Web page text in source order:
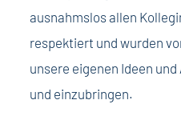
ausnahmslos allen
respektiert und wurden
unsere eigenen Ideen
und einzubringen.